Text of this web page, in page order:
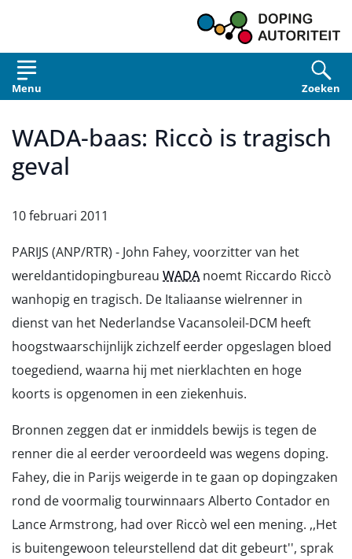
Menu Zoeken
WADA-baas: Riccò is tragisch
geval
10 februari 2011
PARIJS (ANP/RTR) - John Fahey, voorzitter van het
wereldantidopingbureau WADAnoemt Riccardo Riccò
wanhopig en tragisch. De Italiaanse wielrenner in
dienst van het Nederlandse Vacansoleil-DCM heeft
hoogstwaarschijnlijk zichzelf eerder opgeslagen bloed
toegediend, waarna hij met nierklachten en hoge
koorts is opgenomen in een ziekenhuis.
Bronnen zeggen dat er inmiddels bewijs is tegen de
renner die al eerder veroordeeld was wegens doping.
Fahey, die in Parijs weigerde in te gaan op dopingzaken
rond de voormalig tourwinnaars Alberto Contador en
Lance Armstrong, had over Riccò wel een mening. ,,Het
is buitengewoon teleurstellend dat dit gebeurt'', sprak